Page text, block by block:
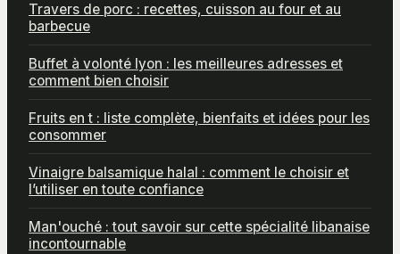
Travers de porc : recettes, cuisson au four et au
barbecue
Buffet à volonté lyon : les meilleures adresses et
comment bien choisir
Fruits en t : liste complète, bienfaits et idées pour les
consommer
Vinaigre balsamique halal : comment le choisir et
l’utiliser en toute confiance
Man'ouché : tout savoir sur cette spécialité libanaise
incontournable